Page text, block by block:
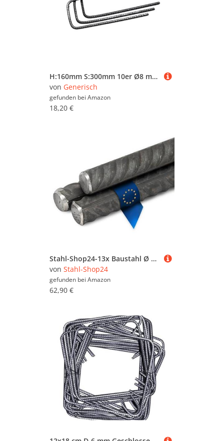
H:160mm S:300mm 10er Ø8 mm U-Bügel Baustahl Steckbügel Betonstahl Bügel Bewehrungsstahl für Ihre Bauvorhaben
von Generisch
gefunden bei Amazon
18,20 €
Stahl-Shop24-13x Baustahl Ø 12 mm 2000 mm - Bewehrungsstahl für Bauprojekte - Moniereisen nach DIN 488 - Betonstahl für Hausbau, Fundament & Estrich - Verzinkbar & langlebig
von Stahl-Shop24
gefunden bei Amazon
62,90 €